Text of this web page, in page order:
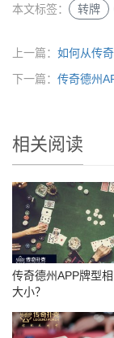
本文标签： 转牌
上一篇： 如何从传
下一篇： 传奇德州
相关阅读
传奇德州APP牌型
大小？